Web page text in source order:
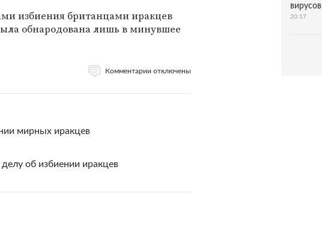
избиения британцами иракцев
обнародована лишь в минувшее
Комментарии отключены
мирных иракцев
об избиении иракцев
вирусов
20:17